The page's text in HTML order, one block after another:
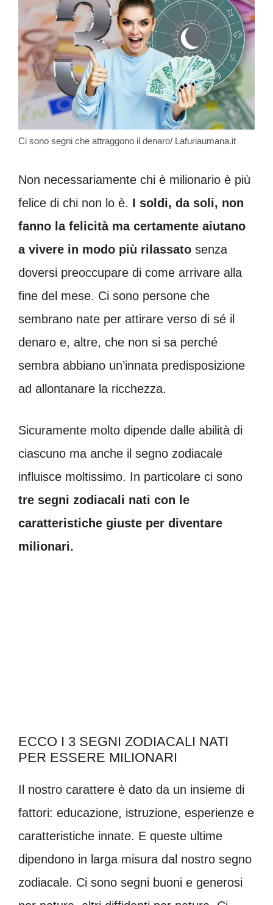
Ci sono segni che attraggono il denaro/ Lafuriaumana.it
Non necessariamente chi è milionario è più
felice di chi non lo è. I soldi, da soli, non
fanno la felicità ma certamente aiutano
a vivere in modo più rilassato senza
doversi preoccupare di come arrivare alla
fine del mese. Ci sono persone che
sembrano nate per attirare verso di sé il
denaro e, altre, che non si sa perché
sembra abbiano un’innata predisposizione
ad allontanare la ricchezza.
Sicuramente molto dipende dalle abilità di
ciascuno ma anche il segno zodiacale
influisce moltissimo. In particolare ci sono
tre segni zodiacali nati con le
caratteristiche giuste per diventare
milionari.
ECCO I 3 SEGNI ZODIACALI NATI
PER ESSERE MILIONARI
Il nostro carattere è dato da un insieme di
fattori: educazione, istruzione, esperienze e
caratteristiche innate. E queste ultime
dipendono in larga misura dal nostro segno
zodiacale. Ci sono segni buoni e generosi